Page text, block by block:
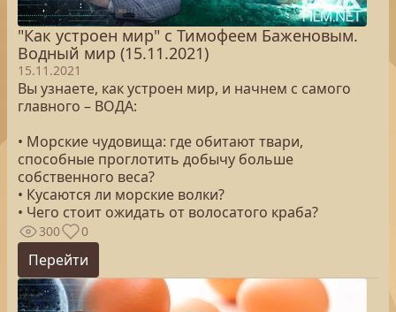
"Как устроен мир" с Тимофеем Баженовым.
Водный мир (15.11.2021)
15.11.2021
Вы узнаете, как устроен мир, и начнем с самого
главного – ВОДА:
• Морские чудовища: где обитают твари,
способные проглотить добычу больше
собственного веса?
• Кусаются ли морские волки?
• Чего стоит ожидать от волосатого краба?
300 0
Перейти